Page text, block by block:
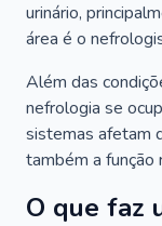
urinário,
área é o
Além das
nefrologia se
sistemas afetam
também a função
O que faz